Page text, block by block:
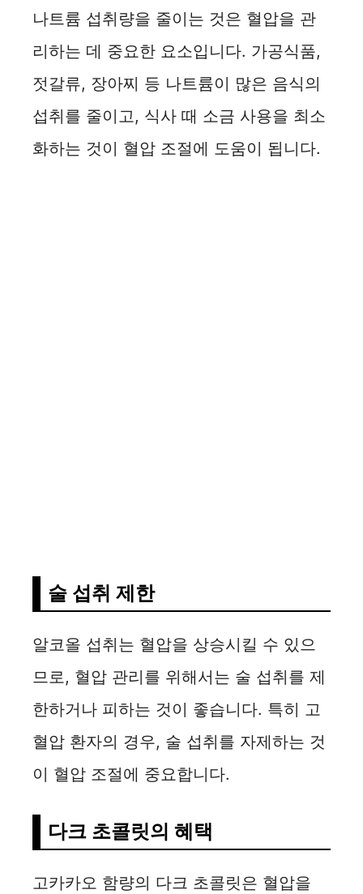
나트륨 섭취량을 줄이는 것은 혈압을 관
리하는 데 중요한 요소입니다. 가공식품,
젓갈류, 장아찌 등 나트륨이 많은 음식의
섭취를 줄이고, 식사 때 소금 사용을 최소
화하는 것이 혈압 조절에 도움이 됩니다.
술 섭취 제한
알코올 섭취는 혈압을 상승시킬 수 있으
므로, 혈압 관리를 위해서는 술 섭취를 제
한하거나 피하는 것이 좋습니다. 특히 고
혈압 환자의 경우, 술 섭취를 자제하는 것
이 혈압 조절에 중요합니다.
다크 초콜릿의 혜택
고카카오 함량의 다크 초콜릿은 혈압을